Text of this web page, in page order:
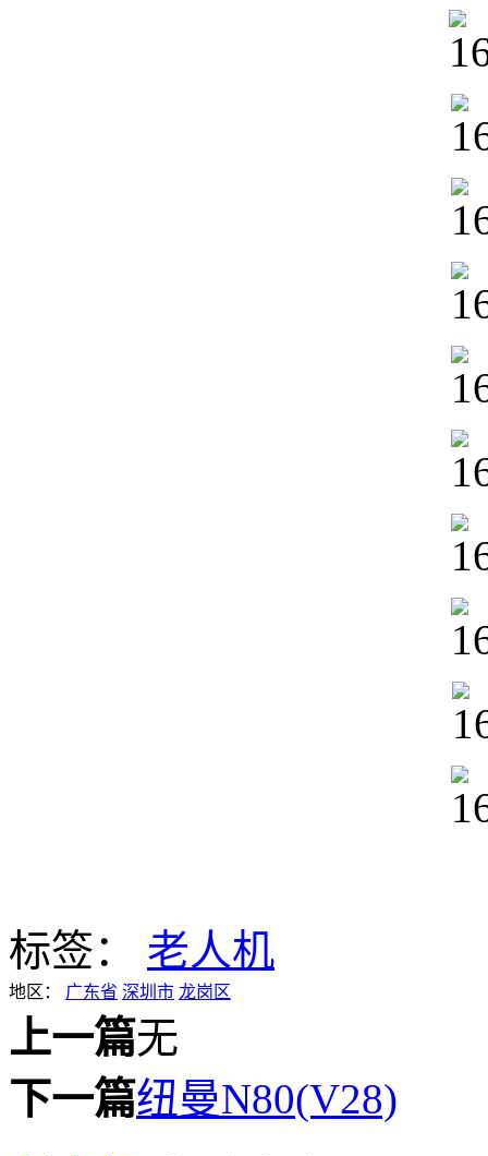
标签： 老人机
地区： 广东省 深圳市 龙岗区
上一篇无
下一篇纽曼N80(V28)